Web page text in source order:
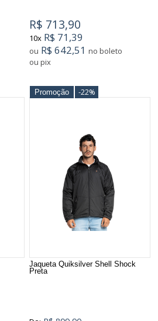
R$ 713,90
10x R$ 71,39
ou R$ 642,51 no boleto
ou pix
Promoção -22%
Jaqueta Quiksilver Shell Shock
Preta